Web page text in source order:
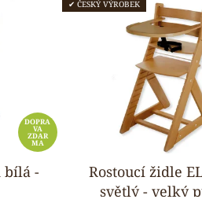
DOPRA
VA
ZDAR
MA
bílá -
✔ ČESKÝ VÝROBEK
Rostoucí židle
světlý - velký